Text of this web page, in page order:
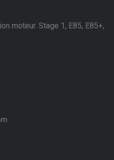
moteur. Stage 1, E85, E85+,